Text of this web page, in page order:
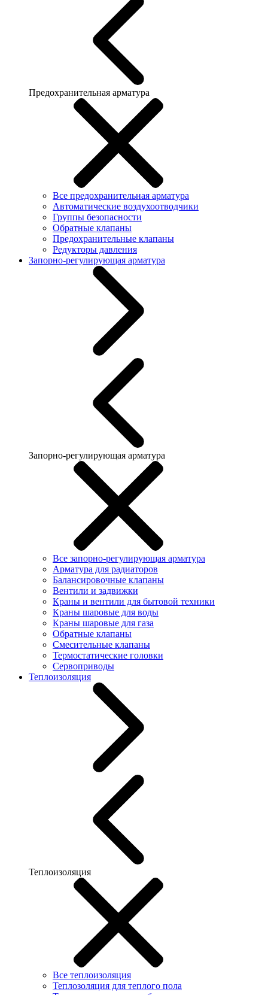
Предохранительная арматура
Все предохранительная арматура
Автоматические воздухоотводчики
Группы безопасности
Обратные клапаны
Предохранительные клапаны
Редукторы давления
Запорно-регулирующая арматура
Запорно-регулирующая арматура
Все запорно-регулирующая арматура
Арматура для радиаторов
Балансировочные клапаны
Вентили и задвижки
Краны и вентили для бытовой техники
Краны шаровые для воды
Краны шаровые для газа
Обратные клапаны
Смесительные клапаны
Термостатические головки
Сервоприводы
Теплоизоляция
Теплоизоляция
Все теплоизоляция
Теплозоляция для теплого пола